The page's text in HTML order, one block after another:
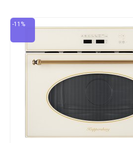
-11%